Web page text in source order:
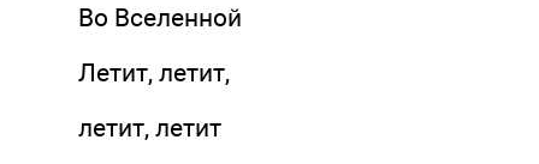
Во Вселенной
Летит, летит,
летит, летит